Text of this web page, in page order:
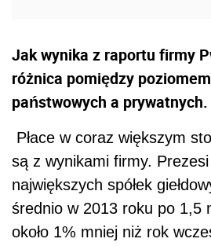
Jak wynika z raportu firmy
różnica pomiędzy poziomem
państwowych a prywatnych.
Płace w coraz większym
są z wynikami firmy.
największych spółek
średnio w 2013 roku po 1,5
około 1% mniej niż rok